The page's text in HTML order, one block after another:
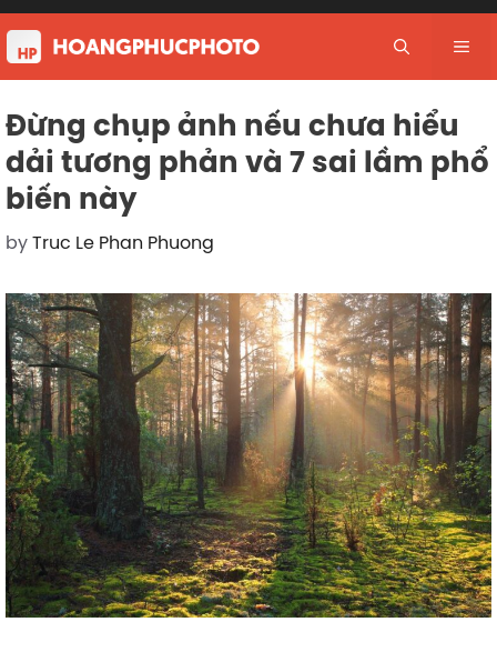
Skip
to
content
Đừng chụp ảnh nếu chưa hiểu
dải tương phản và 7 sai lầm phổ
biến này
byTruc Le Phan Phuong